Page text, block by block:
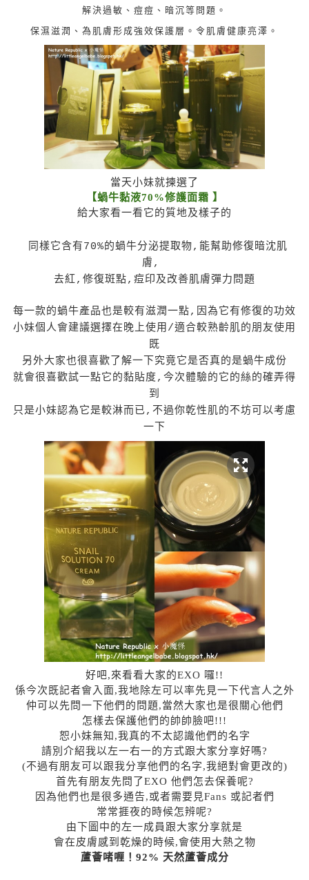
解決過敏、痘痘、暗沉等問題。
保濕滋潤、為肌膚形成強效保護層。令肌膚健康亮澤。
當天小妹就揀選了
【蝸牛黏液70%修護面霜 】
給大家看一看它的質地及樣子的
同樣它含有70%的蝸牛分泌提取物,能幫助修復暗沈肌
膚,
去紅,修復斑點,痘印及改善肌膚彈力問題
每一款的蝸牛產品也是較有滋潤一點,因為它有修復的功效
小妹個人會建議選擇在晚上使用/適合較熟齡肌的朋友使用
既
另外大家也很喜歡了解一下究竟它是否真的是蝸牛成份
就會很喜歡試一點它的黏貼度,今次體驗的它的絲的確弄得
到
只是小妹認為它是較淋而已,不過你乾性肌的不坊可以考慮
一下
好吧,來看看大家的EXO 囉!!
係今次既記者會入面,我地除左可以率先見一下代言人之外
仲可以先問一下他們的問題,當然大家也是很關心他們
怎樣去保護他們的帥帥臉吧!!!
恕小妹無知,我真的不太認識他們的名字
請別介紹我以左一右一的方式跟大家分享好嗎?
(不過有朋友可以跟我分享他們的名字,我絕對會更改的)
首先有朋友先問了EXO 他們怎去保養呢?
因為他們也是很多通告,或者需要見Fans 或記者們
常常捱夜的時候怎辨呢?
由下圖中的左一成員跟大家分享就是
會在皮膚感到乾燥的時候,會使用大熱之物
蘆薈啫喱！92% 天然蘆薈成分